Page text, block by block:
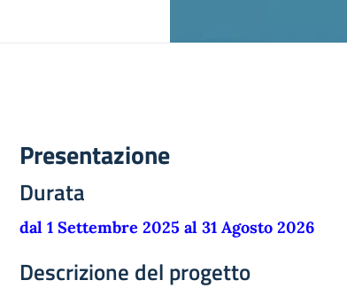
Presentazione
Durata
dal 1 Settembre 2025 al 31 Agosto 2026
Descrizione del progetto